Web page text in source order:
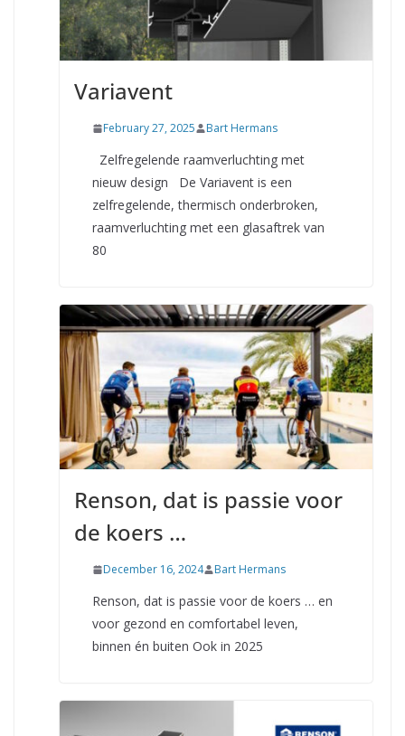
Variavent
February 27, 2025 Bart Hermans
Zelfregelende raamverluchting met
nieuw design De Variavent is een
zelfregelende, thermisch onderbroken,
raamverluchting met een glasaftrek van
80
Renson, dat is passie voor
de koers …
December 16, 2024 Bart Hermans
Renson, dat is passie voor de koers … en
voor gezond en comfortabel leven,
binnen én buiten Ook in 2025